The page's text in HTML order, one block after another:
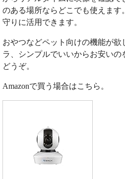
のある場所ならどこでも使えます
守りに活用できます。
おやつなどペット向けの機能が欲
ラ、シンプルでいいからお安い
どうぞ。
Amazonで買う場合はこちら。